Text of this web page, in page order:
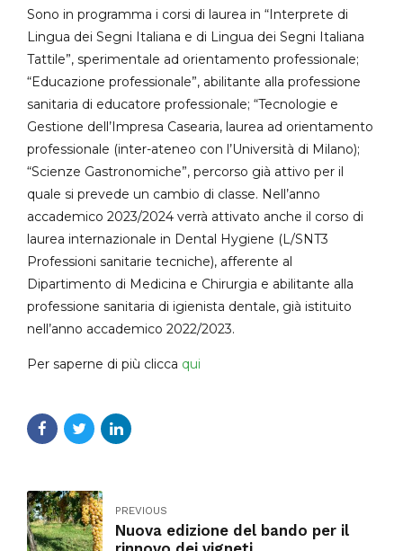
Sono in programma i corsi di laurea in “Interprete di
Lingua dei Segni Italiana e di Lingua dei Segni Italiana
Tattile”, sperimentale ad orientamento professionale;
“Educazione professionale”, abilitante alla professione
sanitaria di educatore professionale; “Tecnologie e
Gestione dell’Impresa Casearia, laurea ad orientamento
professionale (inter-ateneo con l’Università di Milano);
“Scienze Gastronomiche”, percorso già attivo per il
quale si prevede un cambio di classe. Nell’anno
accademico 2023/2024 verrà attivato anche il corso di
laurea internazionale in Dental Hygiene (L/SNT3
Professioni sanitarie tecniche), afferente al
Dipartimento di Medicina e Chirurgia e abilitante alla
professione sanitaria di igienista dentale, già istituito
nell’anno accademico 2022/2023.
Per saperne di più clicca qui
PREVIOUS
Nuova edizione del bando per il